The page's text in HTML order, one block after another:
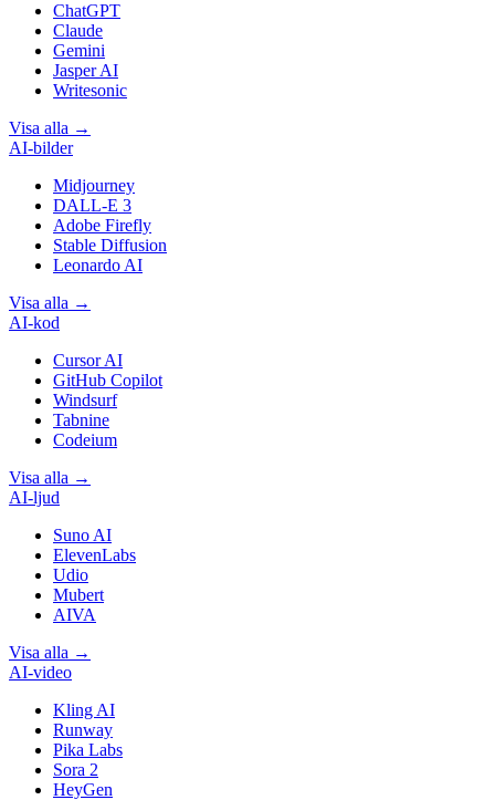
ChatGPT
Claude
Gemini
Jasper AI
Writesonic
Visa alla →
AI-bilder
Midjourney
DALL-E 3
Adobe Firefly
Stable Diffusion
Leonardo AI
Visa alla →
AI-kod
Cursor AI
GitHub Copilot
Windsurf
Tabnine
Codeium
Visa alla →
AI-ljud
Suno AI
ElevenLabs
Udio
Mubert
AIVA
Visa alla →
AI-video
Kling AI
Runway
Pika Labs
Sora 2
HeyGen